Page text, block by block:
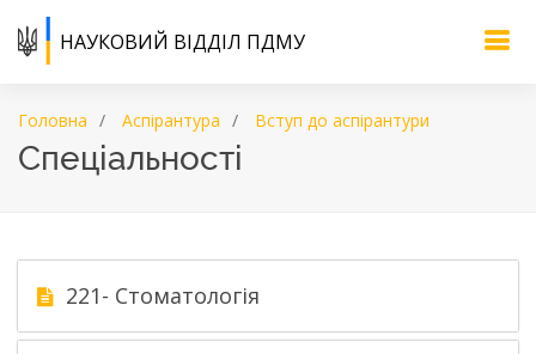
НАУКОВИЙ ВІДДІЛ ПДМУ
Головна Аспірантура Вступ до аспірантури
Спеціальності
221- Стоматологія